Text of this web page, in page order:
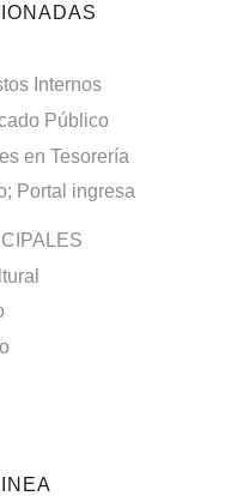
Internos
Público
en Tesorería
Portal ingresa